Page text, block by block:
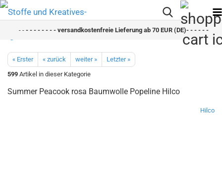
- -- - - - - - - - versandkostenfreie Lieferung ab 70 EUR (DE)- - - - - - - -
« Erster « zurück weiter »
Letzter »
599 Artikel in dieser Kategorie
Summer Peacook rosa Baumwolle Popeline Hilco
Hilco